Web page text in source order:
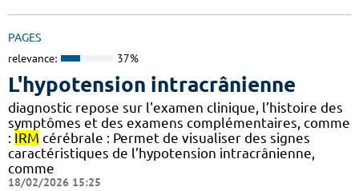
PAGES
relevance: 37%
L'hypotension intracrânienne
diagnostic repose sur l'examen clinique, l’histoire des
symptômes et des examens complémentaires, comme
: IRM cérébrale : Permet de visualiser des signes
caractéristiques de l’hypotension intracrânienne,
comme
18/02/2026 15:25